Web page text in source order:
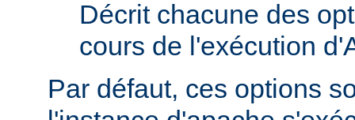
Décrit chacune des
cours de l'exécution
Par défaut, ces options